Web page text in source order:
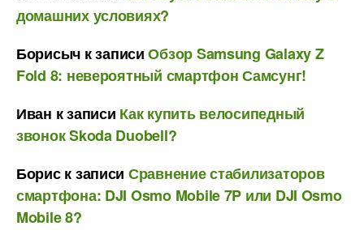
домашних условиях?
Борисыч к записиОбзор Samsung Galaxy Z
Fold 8: невероятный смартфон Самсунг!
Иван к записи Как купить велосипедный
звонок Skoda Duobell?
Бориск записи Сравнение стабилизаторов
смартфона: DJI Osmo Mobile 7P или DJI Osmo
Mobile 8?